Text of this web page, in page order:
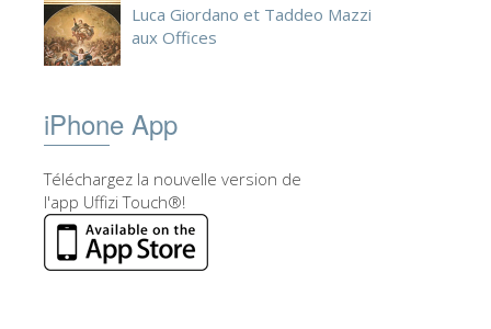
Luca Giordano et Taddeo Mazzi
aux Offices
iPhone App
Téléchargez la nouvelle version de
l'app Uffizi Touch®!